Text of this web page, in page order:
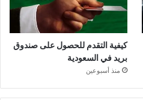
كيفية التقدم للحصول على صندوق
بريد في السعودية
منذ أسبوعين